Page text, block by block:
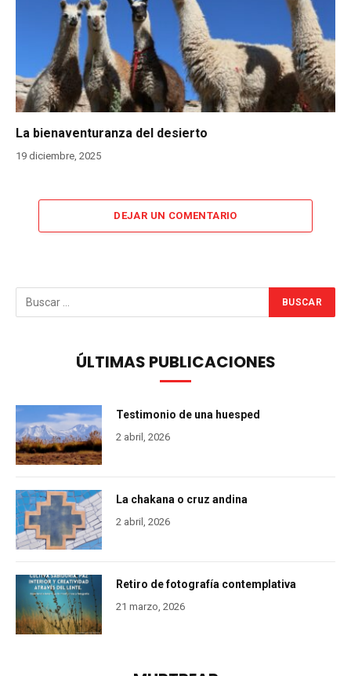
La bienaventuranza del desierto
19 diciembre, 2025
DEJAR UN COMENTARIO
ÚLTIMAS PUBLICACIONES
Testimonio de una huesped
2 abril, 2026
La chakana o cruz andina
2 abril, 2026
Retiro de fotografía contemplativa
21 marzo, 2026